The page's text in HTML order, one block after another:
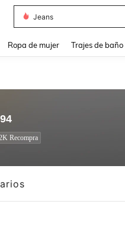
Jeans
Ropa de mujer Trajes de baño
Recompra